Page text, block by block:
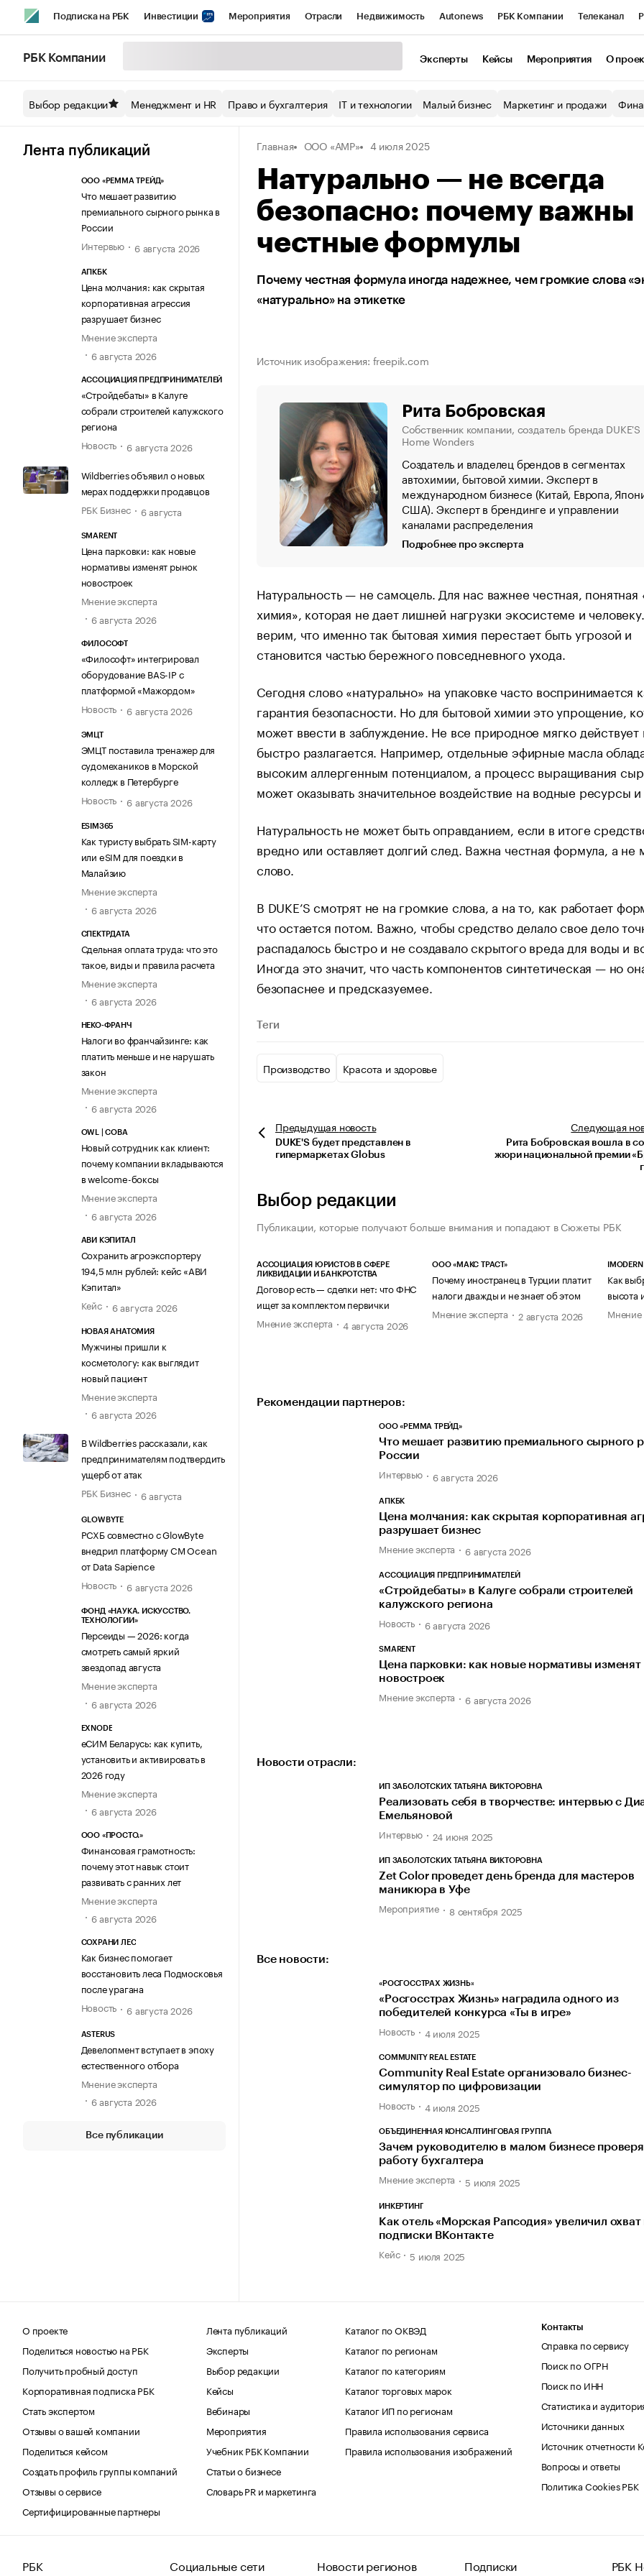
Подписка на РБК Инвестиции Мероприятия Отрасли Недвижимость Autonews РБК Компании Телеканал
Спецпроекты СПб Конференции СПб Спецпроекты Экономика Бизнес
Технологии и медиа Рынок наличной валюты
РБК Компании Эксперты Кейсы Мероприятия О
Выбор редакции Менеджмент и HR Право и бухгалтерия IT и технологии Малый бизнес Маркетинг и продажи
Лента публикаций
ООО «РЕММА ТРЕЙД»
Что мешает развитию
премиального сырного рынка в
России
Интервью
6 августа 2026
АПКБК
Цена молчания: как скрытая
корпоративная агрессия
разрушает бизнес
Мнение эксперта
6 августа 2026
АССОЦИАЦИЯ ПРЕДПРИНИМАТЕЛЕЙ
«Стройдебаты» в Калуге
собрали строителей калужского
региона
Новость
6 августа 2026
Wildberries объявил о новых
мерах поддержки продавцов
РБК Бизнес
6 августа
SMARENT
Цена парковки: как новые
нормативы изменят рынок
новостроек
Мнение эксперта
6 августа 2026
ФИЛОСОФТ
«Философт» интегрировал
оборудование BAS-IP с
платформой «Мажордом»
Новость
6 августа 2026
ЭМЦТ
ЭМЦТ поставила тренажер для
судомехаников в Морской
колледж в Петербурге
Новость
6 августа 2026
ESIM365
Как туристу выбрать SIM-карту
или eSIM для поездки в
Малайзию
Мнение эксперта
6 августа 2026
СПЕКТРДАТА
Сдельная оплата труда: что это
такое, виды и правила расчета
Мнение эксперта
6 августа 2026
НЕКО-ФРАНЧ
Налоги во франчайзинге: как
платить меньше и не нарушать
закон
Мнение эксперта
6 августа 2026
OWL | СОВА
Новый сотрудник как клиент:
почему компании вкладываются
в welcome-боксы
Мнение эксперта
6 августа 2026
АВИ КЭПИТАЛ
Сохранить агроэкспортеру
194,5 млн рублей: кейс «АВИ
Кэпитал»
Кейс
6 августа 2026
НОВАЯ АНАТОМИЯ
Мужчины пришли к
косметологу: как выглядит
новый пациент
Мнение эксперта
6 августа 2026
В Wildberries рассказали, как
предпринимателям подтвердить
ущерб от атак
РБК Бизнес
6 августа
GLOWBYTE
РСХБ совместно с GlowByte
внедрил платформу CM Ocean
от Data Sapience
Новость
6 августа 2026
ФОНД «НАУКА. ИСКУССТВО.
ТЕХНОЛОГИИ»
Персеиды — 2026: когда
смотреть самый яркий
звездопад августа
Мнение эксперта
6 августа 2026
EXNODE
еСИМ Беларусь: как купить,
установить и активировать в
2026 году
Мнение эксперта
6 августа 2026
ООО «ПРОСТО.»
Финансовая грамотность:
почему этот навык стоит
развивать с ранних лет
Мнение эксперта
6 августа 2026
СОХРАНИ ЛЕС
Как бизнес помогает
восстановить леса Подмосковья
после урагана
Новость
6 августа 2026
ASTERUS
Девелопмент вступает в эпоху
естественного отбора
Мнение эксперта
6 августа 2026
Все публикации
Главная ООО «АМР» 4 июля 2025
Натурально — не всегда
безопасно: почему важны
честные формулы
Почему честная формула иногда надежнее, чем громкие слова
«натурально» на этикетке
Источник изображения: freepik.com
Рита Бобровская
Собственник компании, создатель бренда DUKE'S
Home Wonders
Создатель и владелец брендов в сегментах
автохимии, бытовой химии. Эксперт в
международном бизнесе (Китай, Европа,
США). Эксперт в брендинге и управлении
каналами распределения
Подробнее про эксперта
Натуральность — не самоцель. Для нас важнее честная, понятная
химия», которая не дает лишней нагрузки экосистеме и
верим, что именно так бытовая химия перестает быть угрозой и
становится частью бережного повседневного ухода.
Сегодня слово «натурально» на упаковке часто воспринимается
гарантия безопасности. Но для бытовой химии это упрощение,
может ввести в заблуждение. Не все природное мягко действует
быстро разлагается. Например, отдельные эфирные масла
высоким аллергенным потенциалом, а процесс выращивания
может оказывать значительное воздействие на водные ресурсы и
Натуральность не может быть оправданием, если в итоге
вредно или оставляет долгий след. Важна честная формула, а не
слово.
В DUKE’S смотрят не на громкие слова, а на то, как работает
что остается потом. Важно, чтобы средство делало свое дело
распадалось быстро и не создавало скрытого вреда для воды и
Иногда это значит, что часть компонентов синтетическая — но
безопаснее и предсказуемее.
Теги
Производство Красота и здоровье
Предыдущая новость
DUKE'S будет представлен в
гипермаркетах Globus
Следующая
Рита Бобровская вошла в
жюри национальной премии
Выбор редакции
Публикации, которые получают больше внимания и попадают в Сюжеты РБК
АССОЦИАЦИЯ ЮРИСТОВ В СФЕРЕ
ЛИКВИДАЦИИ И БАНКРОТСТВА
Договор есть — сделки нет: что ФНС
ищет за комплектом первички
Мнение эксперта
4 августа 2026
ООО «МАКС ТРАСТ»
Почему иностранец в Турции платит
налоги дважды и не знает об этом
Мнение эксперта
2 августа 2026
IMODERN
Как
высота
Мнение
Рекомендации партнеров:
ООО «РЕММА ТРЕЙД»
Что мешает развитию премиального сырного
России
Интервью 6 августа 2026
АПКБК
Цена молчания: как скрытая корпоративная
разрушает бизнес
Мнение эксперта 6 августа 2026
АССОЦИАЦИЯ ПРЕДПРИНИМАТЕЛЕЙ
«Стройдебаты» в Калуге собрали строителей
калужского региона
Новость 6 августа 2026
SMARENT
Цена парковки: как новые нормативы
новостроек
Мнение эксперта 6 августа 2026
Новости отрасли:
ИП ЗАБОЛОТСКИХ ТАТЬЯНА ВИКТОРОВНА
Реализовать себя в творчестве: интервью с
Емельяновой
Интервью 24 июня 2025
ИП ЗАБОЛОТСКИХ ТАТЬЯНА ВИКТОРОВНА
Zet Color проведет день бренда для мастеров
маникюра в Уфе
Мероприятие 8 сентября 2025
Все новости:
«РОСГОССТРАХ ЖИЗНЬ»
«Росгосстрах Жизнь» наградила одного из
победителей конкурса «Ты в игре»
Новость 4 июля 2025
COMMUNITY REAL ESTATE
Community Real Estate организовало бизнес-
симулятор по цифровизации
Новость 4 июля 2025
ОБЪЕДИНЕННАЯ КОНСАЛТИНГОВАЯ ГРУППА
Зачем руководителю в малом бизнесе
работу бухгалтера
Мнение эксперта 5 июля 2025
ИНКЕРТИНГ
Как отель «Морская Рапсодия» увеличил охват
подписки ВКонтакте
Кейс 5 июля 2025
О проекте
Поделиться новостью на РБК
Получить пробный доступ
Корпоративная подписка РБК
Стать экспертом
Отзывы о вашей компании
Поделиться кейсом
Создать профиль группы компаний
Отзывы о сервисе
Сертифицированные партнеры
Лента публикаций
Эксперты
Выбор редакции
Кейсы
Вебинары
Мероприятия
Учебник РБК Компании
Статьи о бизнесе
Словарь PR и маркетинга
Каталог по ОКВЭД
Каталог по регионам
Каталог по категориям
Каталог торговых марок
Каталог ИП по регионам
Правила использования сервиса
Правила использования изображений
Контакты
Справка по сервису
Поиск по ОГРН
Поиск по ИНН
Статистика и
Источники данных
Источник отчетности
Вопросы и ответы
Политика Cookies РБК
РБК Социальные сети Новости регионов Подписки РБК